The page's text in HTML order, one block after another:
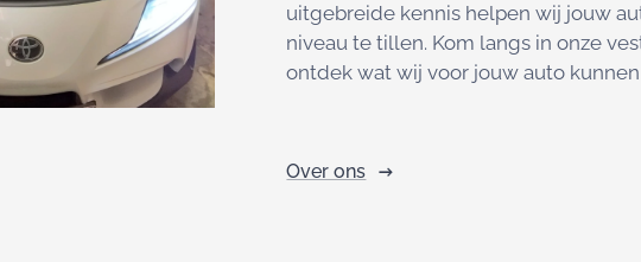
uitgebreide kennis helpen wij jouw
niveau te tillen. Kom langs in onze
ontdek wat wij voor jouw auto
Over ons